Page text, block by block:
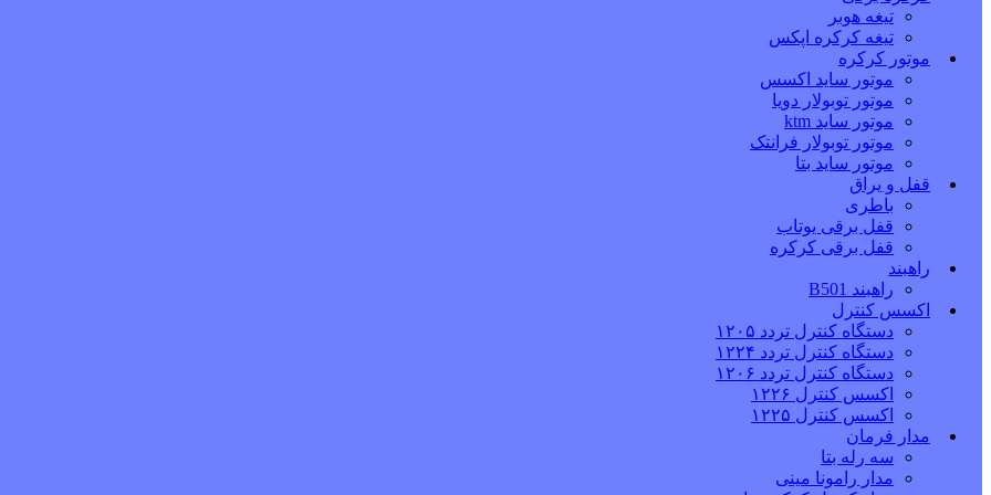
تیغه هوبر
تیغه کرکره اپکس
موتور کرکره
موتور ساید اکسس
موتور توبولار دویا
موتور ساید ktm
موتور توبولار فرانتک
موتور ساید بتا
قفل و یراق
باطری
قفل برقی یوتاب
قفل برقی کرکره
راهبند
راهبند B501
اکسس کنترل
دستگاه کنترل تردد ۱۲۰۵
دستگاه کنترل تردد ۱۲۲۴
دستگاه کنترل تردد ۱۲۰۶
اکسس کنترل ۱۲۲۶
اکسس کنترل ۱۲۲۵
مدار فرمان
سه رله بتا
مدار رامونا مینی